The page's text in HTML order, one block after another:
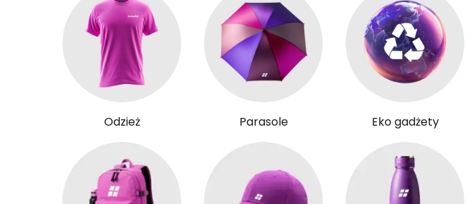
Odzież Parasole Eko gadżety